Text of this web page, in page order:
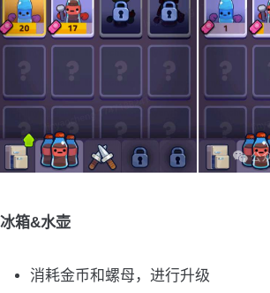
冰箱&水壶
消耗金币和螺母，进行升级